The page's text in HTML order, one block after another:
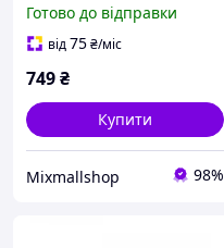
антипригарним
покриттям Ø20 см з
кришки
Готово до відправки
від75₴/міс
749₴
Купити
Mixmallshop 98%